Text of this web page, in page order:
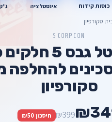
כוסות קידוח אינסטלציה
SCORPION
סט שפכטל גבס 5
להחלפה
סקורפיון
₪399 חיסכון ₪50